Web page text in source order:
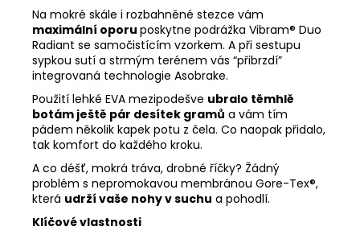
Na mokré skále i rozbahněné stezce vám
maximální oporu poskytne podrážka Vibram® Duo
Radiant se samočistícím vzorkem. A při sestupu
sypkou sutí a strmým terénem vás “přibrzdí”
integrovaná technologie Asobrake.
Použití lehké EVA mezipodešve ubralo těmhlě
botám ještě pár desítek gramů a vám tím
pádem několik kapek potu z čela. Co naopak přidalo,
tak komfort do každého kroku.
A co déšť, mokrá tráva, drobné říčky? Žádný
problém s nepromokavou membránou Gore-Tex®,
která udrží vaše nohy v suchu a pohodlí.
Klíčové vlastnosti